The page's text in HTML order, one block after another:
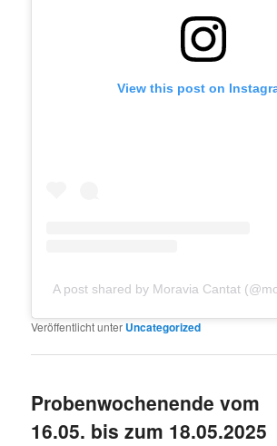
View this post on
A post shared by Moravia Cantat
Veröffentlicht unterUncategorized
Probenwochenende vom
16.05. bis zum 18.05.2025